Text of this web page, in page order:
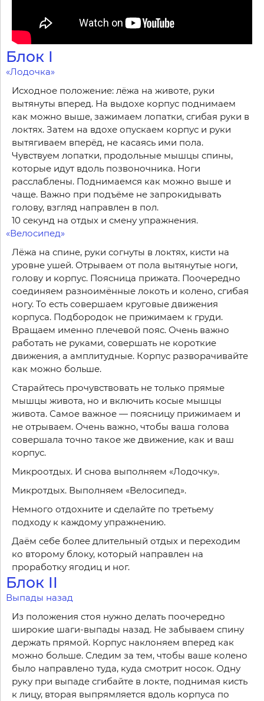
Блок I
«Лодочка»
Исходное положение: лёжа на животе, руки
вытянуты вперед. На выдохе корпус поднимаем
как можно выше, зажимаем лопатки, сгибая руки в
локтях. Затем на вдохе опускаем корпус и руки
вытягиваем вперёд, не касаясь ими пола.
Чувствуем лопатки, продольные мышцы спины,
которые идут вдоль позвоночника. Ноги
расслаблены. Поднимаемся как можно выше и
чаще. Важно при подъёме не запрокидывать
голову, взгляд направлен в пол.
10 секунд на отдых и смену упражнения.
«Велосипед»
Лёжа на спине, руки согнуты в локтях, кисти на
уровне ушей. Отрываем от пола вытянутые ноги,
голову и корпус. Поясница прижата. Поочередно
соединяем разноимённые локоть и колено, сгибая
ногу. То есть совершаем круговые движения
корпуса. Подбородок не прижимаем к груди.
Вращаем именно плечевой пояс. Очень важно
работать не руками, совершать не короткие
движения, а амплитудные. Корпус разворачивайте
как можно больше.
Старайтесь прочувствовать не только прямые
мышцы живота, но и включить косые мышцы
живота. Самое важное — поясницу прижимаем и
не отрываем. Очень важно, чтобы ваша голова
совершала точно такое же движение, как и ваш
корпус.
Микроотдых. И снова выполняем «Лодочку».
Микротдых. Выполняем «Велосипед».
Немного отдохните и сделайте по третьему
подходу к каждому упражнению.
Даём себе более длительный отдых и переходим
ко второму блоку, который направлен на
проработку ягодиц и ног.
Блок II
Выпады назад
Из положения стоя нужно делать поочередно
широкие шаги-выпады назад. Не забываем спину
держать прямой. Корпус наклоняем вперед как
можно больше. Следим за тем, чтобы ваше колено
было направлено туда, куда смотрит носок. Одну
руку при выпаде сгибайте в локте, поднимая кисть
к лицу, вторая выпрямляется вдоль корпуса по